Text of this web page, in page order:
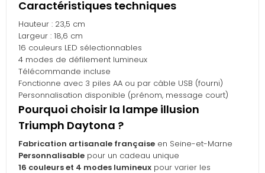
Caractéristiques techniques
Hauteur : 23,5 cm
Largeur : 18,6 cm
16 couleurs LED sélectionnables
4 modes de défilement lumineux
Télécommande incluse
Fonctionne avec 3 piles AA ou par câble USB (fourni)
Personnalisation disponible (prénom, message court)
Pourquoi choisir la lampe illusion
Triumph Daytona ?
Fabrication artisanale française en Seine-et-Marne
Personnalisable pour un cadeau unique
16 couleurs et 4 modes lumineux pour varier les